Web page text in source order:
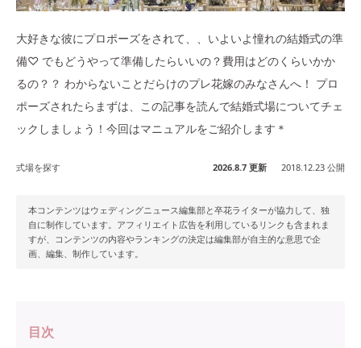
大好きな彼にプロポーズをされて、、いよいよ憧れの結婚式の準
備♡ でもどうやって準備したらいいの？費用はどのくらいかか
るの？？ わからないことだらけのプレ花嫁のみなさんへ！ プロ
ポーズされたらまずは、この記事を読んで結婚式場についてチェ
ックしましょう！今回はマニュアルをご紹介します＊
式場を探す 2026.8.7 更新 2018.12.23 公開
本コンテンツはウェディングニュース編集部と卒花ライターが協力して、独
自に制作しています。アフィリエイト広告を利用しているリンクも含まれま
すが、コンテンツの内容やランキングの決定は編集部が自主的な意思で企
画、編集、制作しています。
目次